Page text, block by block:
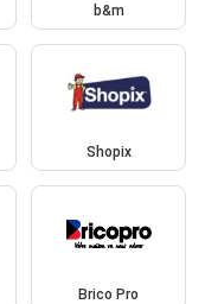
b&m
Shopix
Brico Pro